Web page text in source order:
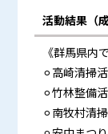
活動結果（成
《群馬県内
⚪︎高崎清掃
⚪︎竹林整備
⚪︎南牧村清